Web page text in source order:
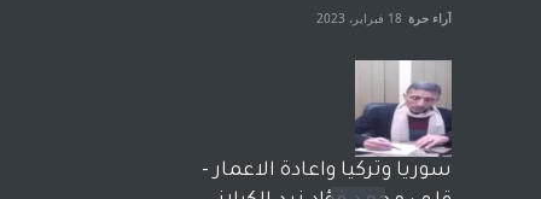
آراء حرة 18 فبراير، 2023
سوريا وتركيا واعادة الاعمار -